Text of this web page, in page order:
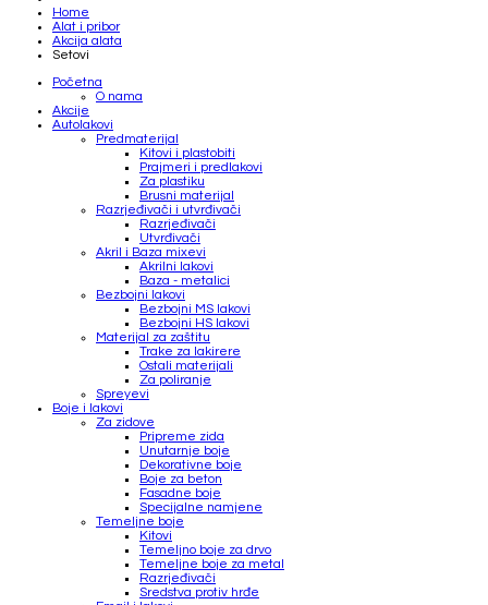
Home
Alat i pribor
Akcija alata
Setovi
Početna
O nama
Akcije
Autolakovi
Predmaterijal
Kitovi i plastobiti
Prajmeri i predlakovi
Za plastiku
Brusni materijal
Razrjeđivači i utvrđivači
Razrjeđivači
Utvrđivači
Akril i Baza mixevi
Akrilni lakovi
Baza - metalici
Bezbojni lakovi
Bezbojni MS lakovi
Bezbojni HS lakovi
Materijal za zaštitu
Trake za lakirere
Ostali materijali
Za poliranje
Spreyevi
Boje i lakovi
Za zidove
Pripreme zida
Unutarnje boje
Dekorativne boje
Boje za beton
Fasadne boje
Specijalne namjene
Temeljne boje
Kitovi
Temeljno boje za drvo
Temeljne boje za metal
Razrjeđivači
Sredstva protiv hrđe